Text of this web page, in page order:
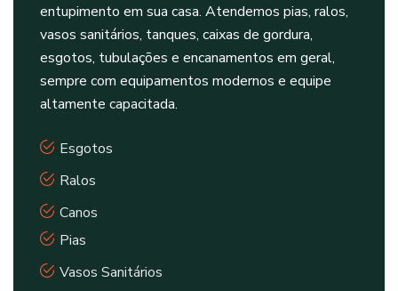
entupimento em sua casa. Atendemos pias, ralos,
vasos sanitários, tanques, caixas de gordura,
esgotos, tubulações e encanamentos em geral,
sempre com equipamentos modernos e equipe
altamente capacitada.
Esgotos
Ralos
Canos
Pias
Vasos Sanitários